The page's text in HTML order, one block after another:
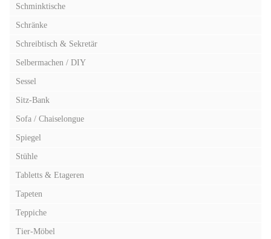
Schminktische
Schränke
Schreibtisch & Sekretär
Selbermachen / DIY
Sessel
Sitz-Bank
Sofa / Chaiselongue
Spiegel
Stühle
Tabletts & Etageren
Tapeten
Teppiche
Tier-Möbel